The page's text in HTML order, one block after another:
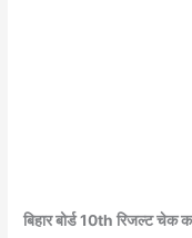
बिहार बोर्ड 10th रिजल्ट चेक